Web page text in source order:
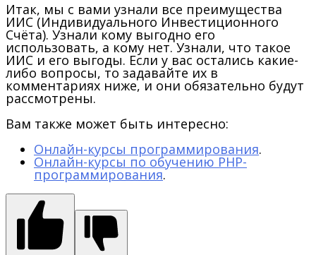
Итак, мы с вами узнали все преимущества
ИИС (Индивидуального Инвестиционного
Счёта). Узнали кому выгодно его
использовать, а кому нет. Узнали, что такое
ИИС и его выгоды. Если у вас остались какие-
либо вопросы, то задавайте их в
комментариях ниже, и они обязательно будут
рассмотрены.
Вам также может быть интересно:
Онлайн-курсы программирования.
Онлайн-курсы по обучению PHP-
программирования.